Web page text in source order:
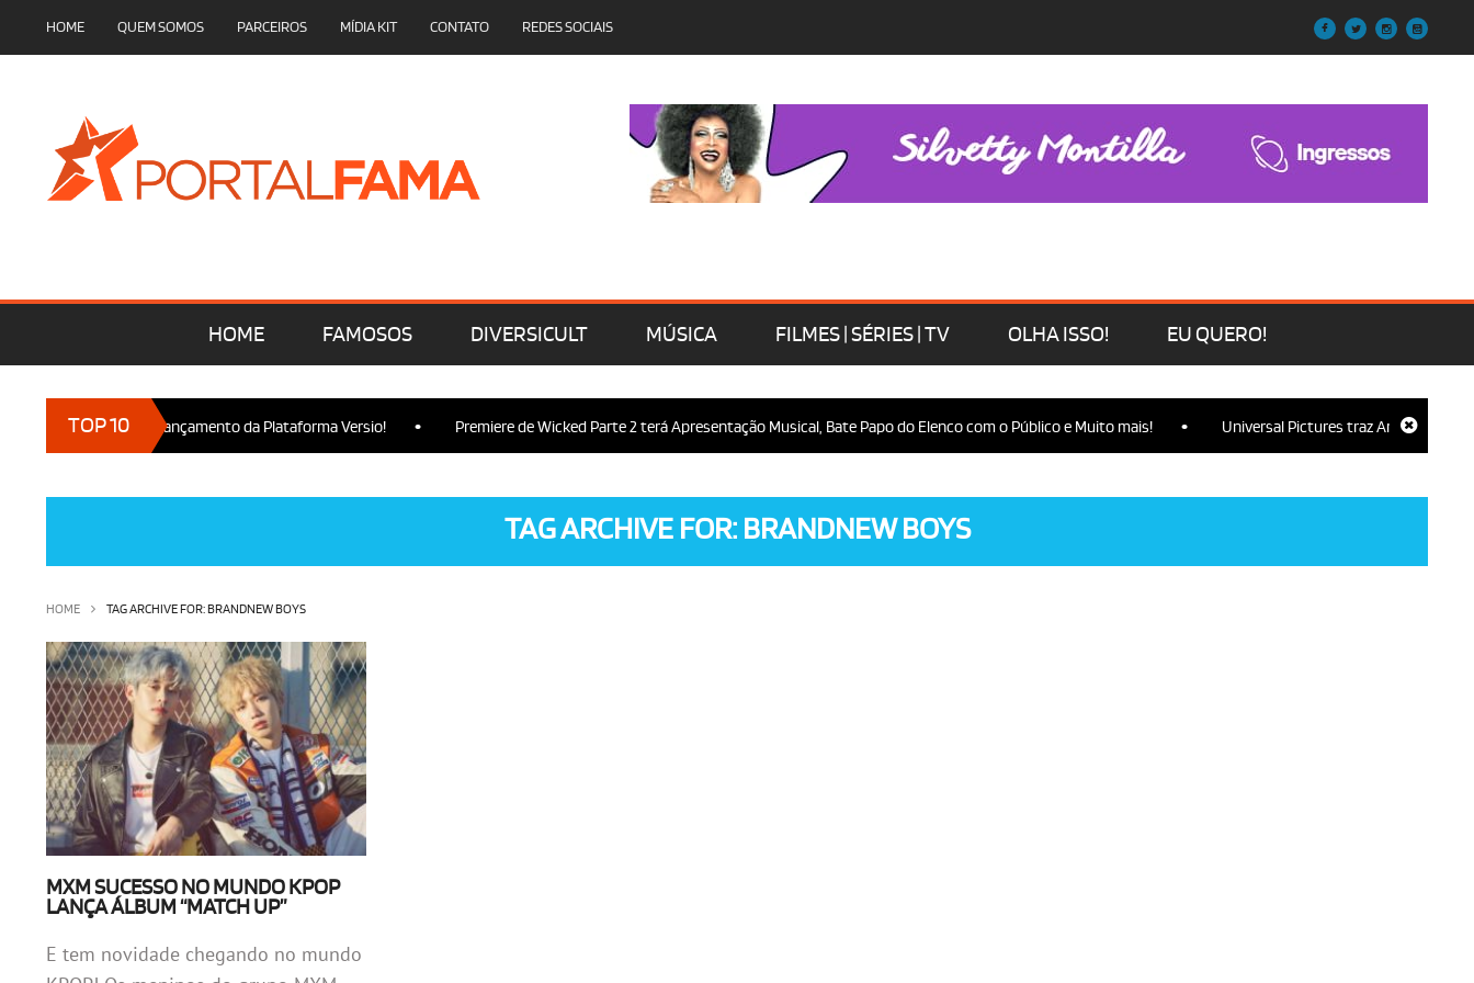
HOME QUEM SOMOS PARCEIROS MÍDIA KIT CONTATO REDES SOCIAIS
HOME FAMOSOS DIVERSICULT MÚSICA FILMES | SÉRIES | TV OLHA ISSO! EU QUERO!
TOP 10
presença no Lançamento da Plataforma Versio! Premiere de Wicked Parte 2 terá Apresentação Musical, Bate Papo do Elenco com o Público e Muito mais! Universal Pictures traz Ariana Grande,
TAG ARCHIVE FOR: BRANDNEW BOYS
HOME TAG ARCHIVE FOR: BRANDNEW BOYS
MXM SUCESSO NO MUNDO KPOP
LANÇA ÁLBUM “MATCH UP”
E tem novidade chegando no mundo